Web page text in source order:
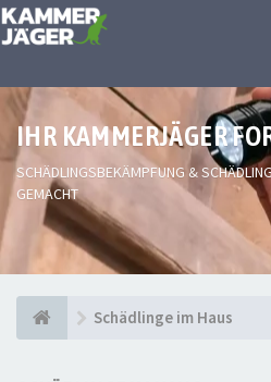
IHR KAMMERJÄGER
SCHÄDLINGSBEKÄMPFUNG &
GEMACHT
Schädlinge im Haus